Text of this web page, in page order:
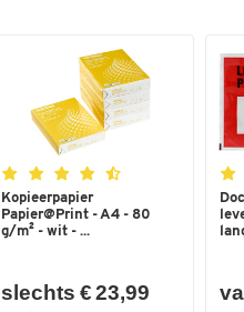
Kopieerpapier
Papier@Print - A4 - 80
g/m² - wit - ...
slechts € 23,99